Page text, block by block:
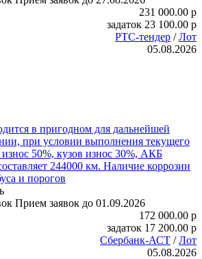
231 000.00 p
задаток 23 100.00 p
РТС-тендер /Лот
05.08.2026
в пригодном для дальнейшей
при условии выполнения текущего
50%, кузов износ 30%, АКБ
244000 км. Наличие коррозии
и порогов
Прием заявок до 01.09.2026
172 000.00 p
задаток 17 200.00 p
Сбербанк-АСТ /Лот
05.08.2026